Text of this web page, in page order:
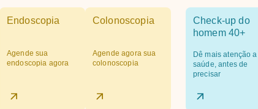
Endoscopia
Agende sua
endoscopia agora
Colonoscopia
Agende agora sua
colonoscopia
Check-up do
homem 40+
Dê mais atenção a
saúde, antes de
precisar